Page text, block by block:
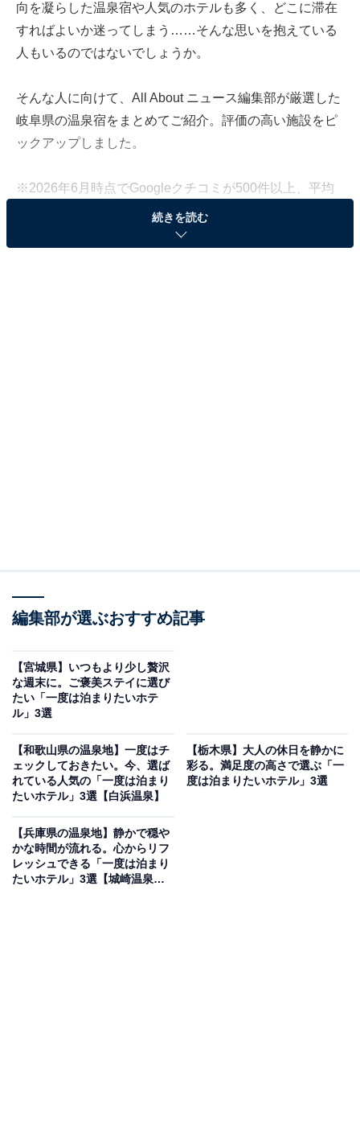
向を凝らした温泉宿や人気のホテルも多く、どこに滞在
すればよいか迷ってしまう……そんな思いを抱えている
人もいるのではないでしょうか。
そんな人に向けて、All About ニュース編集部が厳選した
岐阜県の温泉宿をまとめてご紹介。評価の高い施設をピ
ックアップしました。
※2026年6月時点でGoogleクチコミが500件以上、平均
評価が4.0超えのものを紹介しています
槍見の湯 槍見館（画像：「槍見の湯 槍見館」公式Webサイトより）
「槍見の湯 槍見館」は、築200年の庄屋屋敷を移築した
風情あふれる秘湯の一軒宿です。名物の混浴露天風呂
「槍見の湯」からは、北アルプスの名峰・槍ヶ岳を望む
圧倒的な絶景を楽しめます。趣の異なる4つの貸切露天
続きを読む
編集部が選ぶおすすめ記事
【宮城県】いつもより少し贅沢
な週末に。ご褒美ステイに選び
たい「一度は泊まりたいホテ
ル」3選
【和歌山県の温泉地】一度はチ
ェックしておきたい。今、選ば
れている人気の「一度は泊まり
たいホテル」3選【白浜温泉】
【栃木県】大人の休日を静かに
彩る。満足度の高さで選ぶ「一
度は泊まりたいホテル」3選
【兵庫県の温泉地】静かで穏や
かな時間が流れる。心からリフ
レッシュできる「一度は泊まり
たいホテル」3選【城崎温泉・